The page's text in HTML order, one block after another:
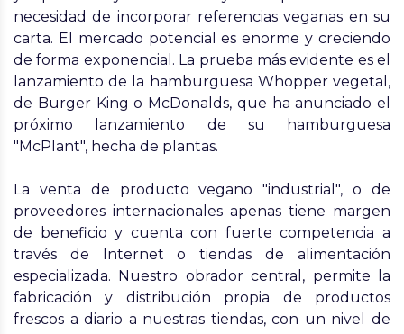
necesidad de incorporar referencias veganas en su
carta. El mercado potencial es enorme y creciendo
de forma exponencial. La prueba más evidente es el
lanzamiento de la hamburguesa Whopper vegetal,
de Burger King o McDonalds, que ha anunciado el
próximo lanzamiento de su hamburguesa
"McPlant", hecha de plantas.
La venta de producto vegano "industrial", o de
proveedores internacionales apenas tiene margen
de beneficio y cuenta con fuerte competencia a
través de Internet o tiendas de alimentación
especializada. Nuestro obrador central, permite la
fabricación y distribución propia de productos
frescos a diario a nuestras tiendas, con un nivel de